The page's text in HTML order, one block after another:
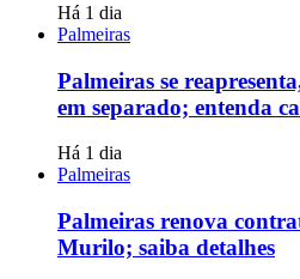
Há 1 dia
Palmeiras
Palmeiras se
em separado; entenda
Há 1 dia
Palmeiras
Palmeiras renova
Murilo; saiba detalhes